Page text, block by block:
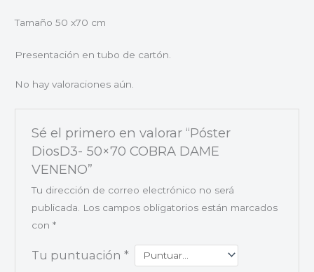
Tamaño 50 x70 cm
Presentación en tubo de cartón.
No hay valoraciones aún.
Sé el primero en valorar “Póster
DiosD3- 50×70 COBRA DAME
VENENO”
Tu dirección de correo electrónico no será
publicada.
Los campos obligatorios están marcados
con *
Tu puntuación *